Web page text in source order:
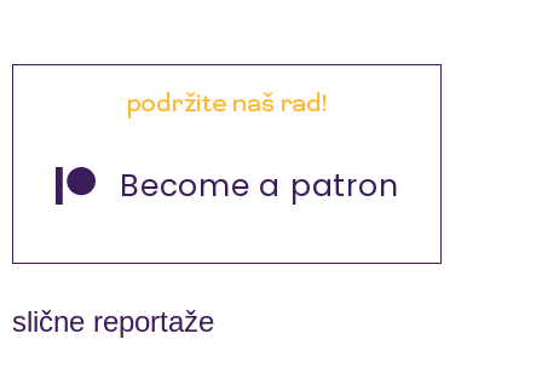
podržite naš rad!
Become a patron
slične reportaže